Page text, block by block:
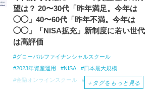
望は？ 20〜30代「昨年満足。今年は
◯◯」40〜60代「昨年不満。今年は
◯◯」「NISA拡充」新制度に若い世代
は高評価
グローバルファイナンシャルスクール
2023年資産運用
NISA
日本最大規模
金融オンラインスクール
資産所得倍増プラン
＋ タグをもっと見る